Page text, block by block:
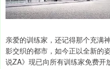
亲爱的训练家，还记得那个充满
影交织的都市，如今正以全新
说ZA》现已向所有训练家免费开